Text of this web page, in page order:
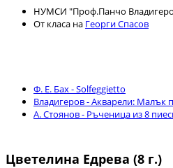
НУМСИ "Проф.Панчо
От класа на Георги Спасов
Ф. Е. Бах - Solfeggietto
Владигеров - Акварели: Малък
A. Стоянов - Ръченица из 8
Цветелина Едрева (8 г.)